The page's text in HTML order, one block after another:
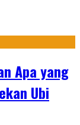
Apa yang
Ubi